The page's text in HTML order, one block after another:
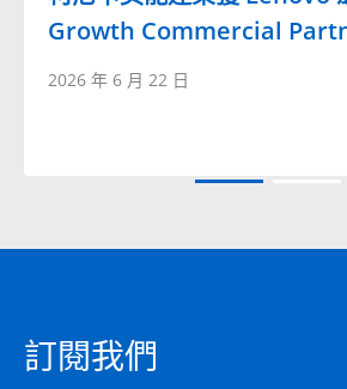
Growth Commercial
2026 年 6 月 22 日
訂閱我們